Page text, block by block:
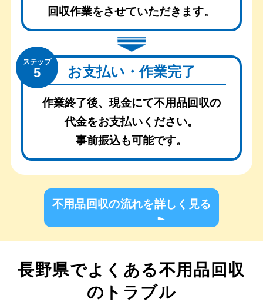
回収作業をさせていただきます。
ステップ
5 お支払い・作業完了
作業終了後、現金にて不用品回収の
代金をお支払いください。
事前振込も可能です。
不用品回収の流れを詳しく見る
長野県でよくある不用品回収
のトラブル